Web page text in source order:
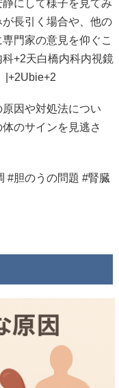
静にして様子を 見てみ
が長引く 場合や、 他の
専門家の意見を仰ぐこ
科+2天白橋内科内視鏡
+2Ubie+2
原因や対処法につい
体のサインを 見逃さ
#胆のう の問題 #腎臓